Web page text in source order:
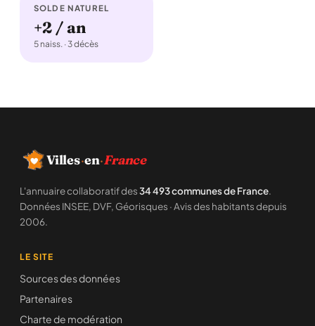
SOLDE NATUREL
+2 / an
5 naiss. · 3 décès
Villes·en·France
L'annuaire collaboratif des34 493 communes de France.
Données INSEE, DVF, Géorisques · Avis des habitants depuis
2006.
LE SITE
Sources des données
Partenaires
Charte de modération